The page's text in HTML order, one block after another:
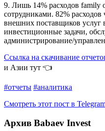
9. Лишь 14% расходов
сотрудниками. 82%
внешних поставщиков услуг
инвестиционные задачи,
администрирование/
Ссылка на скачивание
и Азии тут 👈
#отчеты #аналитика
Смотреть этот пост в
Архив Babaev Invest